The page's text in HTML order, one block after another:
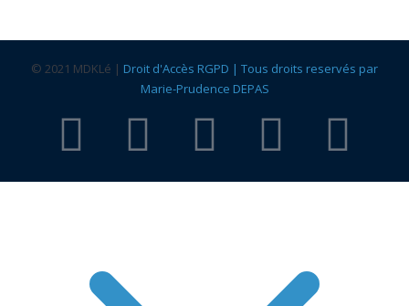
© 2021 MDKLé | Droit d'Accès RGPD | Tous droits reservés par
Marie-Prudence DEPAS